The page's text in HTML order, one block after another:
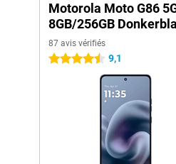
Motorola Moto G86
8GB/256GB
87 avis vérifiés
4.5 étoiles 9,1